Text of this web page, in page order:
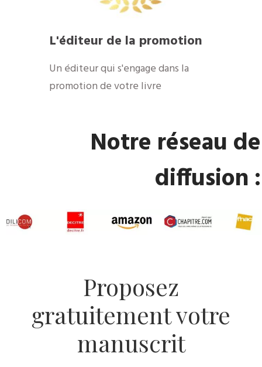
​L'éditeur de la promotion
​Un éditeur qui s'engage dans la
promotion de votre livre
​Notre réseau de
diffusion :
​Proposez
gratuitement votre
manuscrit